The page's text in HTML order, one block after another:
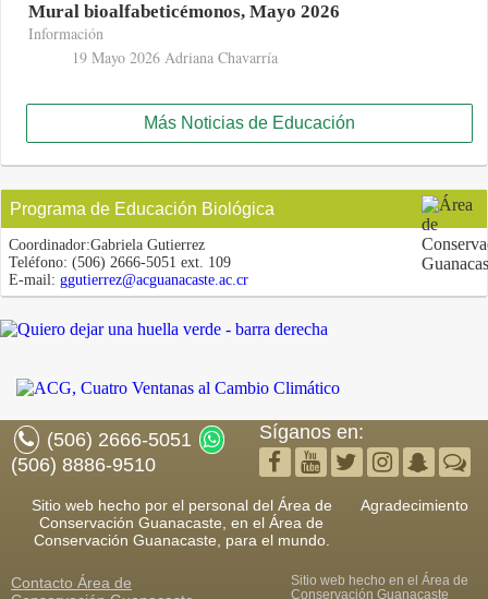
Mural bioalfabeticémonos, Mayo 2026
Información
19 Mayo 2026 Adriana Chavarría
Más Noticias de Educación
Programa de Educación Biológica
Coordinador:Gabriela Gutierrez
Teléfono: (506) 2666-5051 ext. 109
E-mail: ggutierrez@acguanacaste.ac.cr
(506) 2666-5051
(506) 8886-9510
Síganos en:
Sitio web hecho por el personal del Área de
Conservación Guanacaste, en el Área de
Conservación Guanacaste, para el mundo.
Agradecimiento
Contacto Área de
Sitio web hecho en el Área de
Conservación Guanacaste